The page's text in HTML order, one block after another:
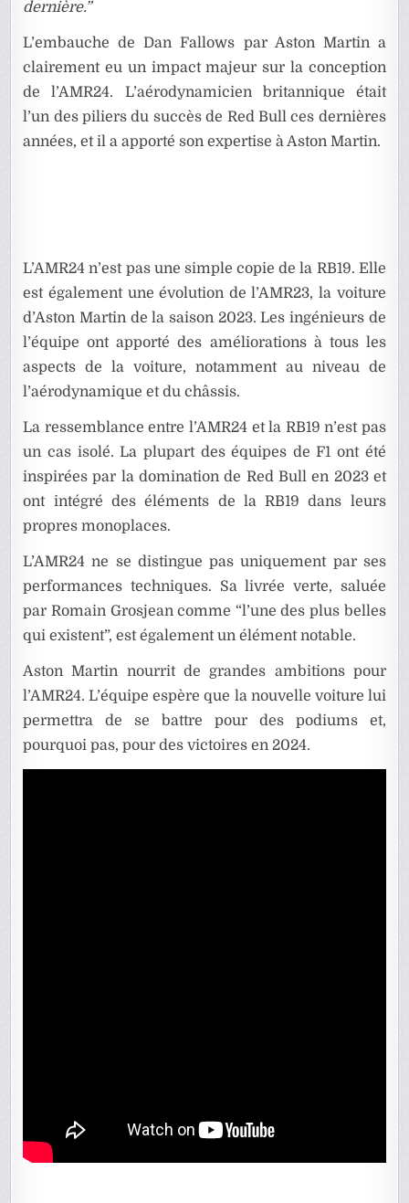
dernière.”
L’embauche de Dan Fallows par Aston Martin a
clairement eu un impact majeur sur la conception
de l’AMR24. L’aérodynamicien britannique était
l’un des piliers du succès de Red Bull ces dernières
années, et il a apporté son expertise à Aston Martin.
L’AMR24 n’est pas une simple copie de la RB19. Elle
est également une évolution de l’AMR23, la voiture
d’Aston Martin de la saison 2023. Les ingénieurs de
l’équipe ont apporté des améliorations à tous les
aspects de la voiture, notamment au niveau de
l’aérodynamique et du châssis.
La ressemblance entre l’AMR24 et la RB19 n’est pas
un cas isolé. La plupart des équipes de F1 ont été
inspirées par la domination de Red Bull en 2023 et
ont intégré des éléments de la RB19 dans leurs
propres monoplaces.
L’AMR24 ne se distingue pas uniquement par ses
performances techniques. Sa livrée verte, saluée
par Romain Grosjean comme “l’une des plus belles
qui existent”, est également un élément notable.
Aston Martin nourrit de grandes ambitions pour
l’AMR24. L’équipe espère que la nouvelle voiture lui
permettra de se battre pour des podiums et,
pourquoi pas, pour des victoires en 2024.